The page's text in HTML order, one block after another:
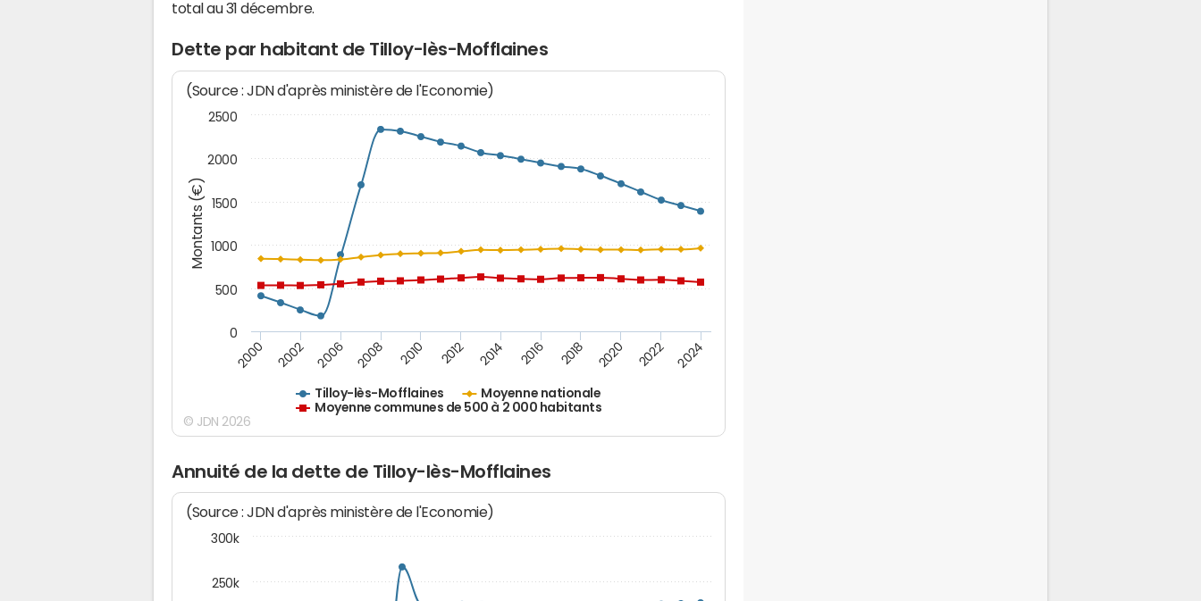
total au 31 décembre.
Dette par habitant de Tilloy-lès-Mofflaines
Montants (€)
(Source : JDN d'après ministère de l'Economie)
Tilloy-lès-Mofflaines
Moyenne nationale
Moyenne communes de 500 à 2 000 habitants
2000 2002 2006 2008 2010 2012 2014 2016 2018 2020 2022 2024
0
500
1000
1500
2000
2500
© JDN 2026
Annuité de la dette de Tilloy-lès-Mofflaines
(Source : JDN d'après ministère de l'Economie)
250k
300k